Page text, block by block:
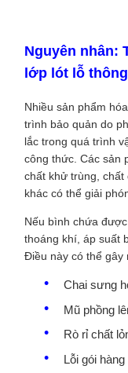
Nguyên nhân:
lớp lót lỗ
Nhiều sản phẩm
trình bảo quản do
lắc trong quá trình
công thức. Các sản
chất khử trùng, chất
khác có thể giải
Nếu bình chứa
thoáng khí, áp suất
Điều này có thể gây
Chai sưng
Mũ phồng
Rò rỉ chất
Lỗi gói